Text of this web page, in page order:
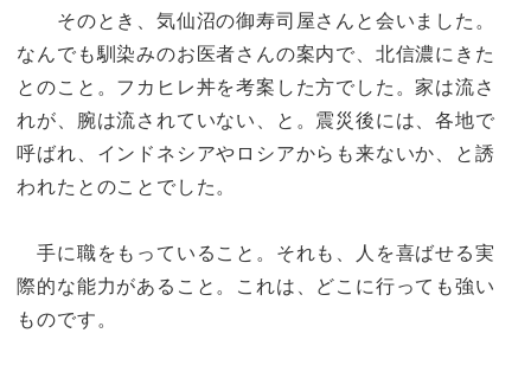
そのとき、気仙沼の御寿司屋さんと会いました。
なんでも馴染みのお医者さんの案内で、北信濃にきた
とのこと。フカヒレ丼を考案した方でした。家は流さ
れが、腕は流されていない、と。震災後には、各地で
呼ばれ、インドネシアやロシアからも来ないか、と誘
われたとのことでした。
手に職をもっていること。それも、人を喜ばせる実
際的な能力があること。これは、どこに行っても強い
ものです。